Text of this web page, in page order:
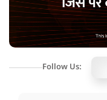
Follow Us: